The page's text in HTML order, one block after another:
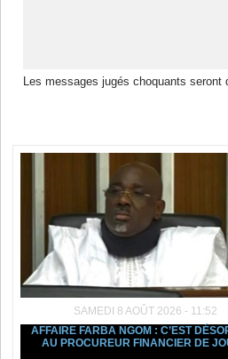
Les messages jugés choquants seront
SAMEDI 8 AOÛT 2026 - 11:52
AFFAIRE FARBA NGOM : C’EST
AU PROCUREUR FINANCIER DE